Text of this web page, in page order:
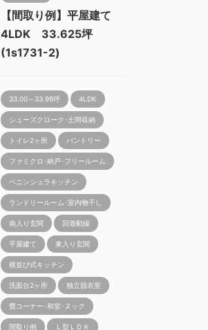
【間取り例】平屋建て
4LDK 33.625坪
(1s1731-2)
33.00～33.99坪 4LDK
シューズクローク･土間収納
トイレ2ヶ所 パントリー
ファミクロ･納戸･フリールーム
ペニンシュラキッチン
ランドリールーム･室内物干し
南入り玄関 回遊動線
平屋建て 東入り玄関
横並び式キッチン
洗面台2ヶ所 独立脱衣室
畳コーナー･和室･ヌック
間取り例 Ｌ型ＬＤＫ